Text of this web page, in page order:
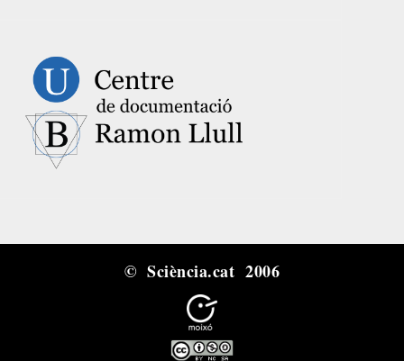
© Sciència.cat 2006